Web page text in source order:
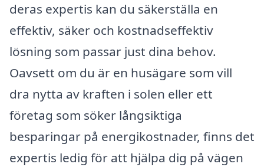
deras expertis kan du säkerställa en
effektiv, säker och kostnadseffektiv
lösning som passar just dina behov.
Oavsett om du är en husägare som vill
dra nytta av kraften i solen eller ett
företag som söker långsiktiga
besparingar på energikostnader, finns det
expertis ledig för att hjälpa dig på vägen